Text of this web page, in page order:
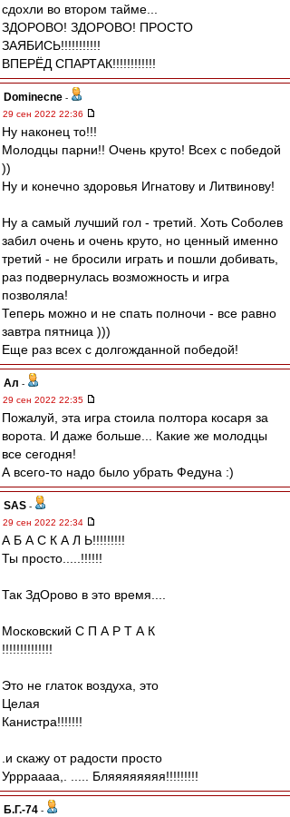
сдохли во втором тайме...
ЗДОРОВО! ЗДОРОВО! ПРОСТО
ЗАЯБИСЬ!!!!!!!!!!!
ВПЕРЁД СПАРТАК!!!!!!!!!!!!
Dominecne -
29 сен 2022 22:36
Ну наконец то!!!
Молодцы парни!! Очень круто! Всех с победой
))
Ну и конечно здоровья Игнатову и Литвинову!
Ну а самый лучший гол - третий. Хоть Соболев
забил очень и очень круто, но ценный именно
третий - не бросили играть и пошли добивать,
раз подвернулась возможность и игра
позволяла!
Теперь можно и не спать полночи - все равно
завтра пятница )))
Еще раз всех с долгожданной победой!
Ал -
29 сен 2022 22:35
Пожалуй, эта игра стоила полтора косаря за
ворота. И даже больше... Какие же молодцы
все сегодня!
А всего-то надо было убрать Федуна :)
SAS -
29 сен 2022 22:34
А Б А С К А Л Ь!!!!!!!!!
Ты просто.....!!!!!!
Так ЗдОрово в это время....
Московский С П А Р Т А К
!!!!!!!!!!!!!!
Это не глаток воздуха, это
Целая
Канистра!!!!!!!
.и скажу от радости просто
Уррраааа,. ..... Бляяяяяяяя!!!!!!!!!
Б.Г.-74 -